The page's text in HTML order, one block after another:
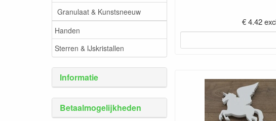
Granulaat & Kunstsneeuw
Handen
Sterren & IJskristallen
Informatie
Betaalmogelijkheden
€ 4.42